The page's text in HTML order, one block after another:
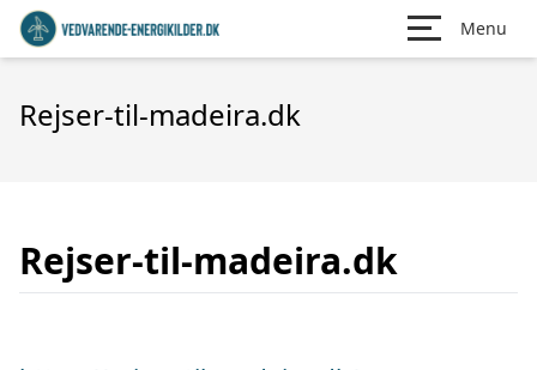
Menu
Rejser-til-madeira.dk
Rejser-til-madeira.dk